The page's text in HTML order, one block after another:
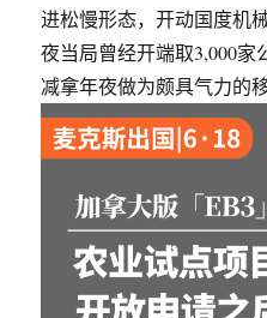
进松慢形态，开动国度机
夜当局曾经开端取3,000家
减拿年夜做为颇具气力的